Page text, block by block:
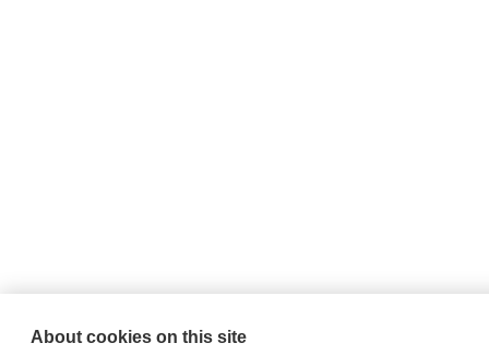
About cookies on this site